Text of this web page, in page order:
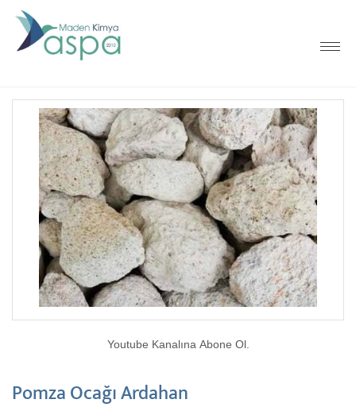
Youtube Kanalına Abone Ol.
Pomza Ocağı Ardahan